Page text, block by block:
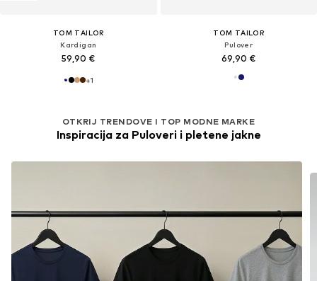
TOM TAILOR
Kardigan
59,90 €
+1
TOM TAILOR
Pulover
69,90 €
OTKRIJ TRENDOVE I TOP MODNE MARKE
Inspiracija za Puloveri i pletene jakne